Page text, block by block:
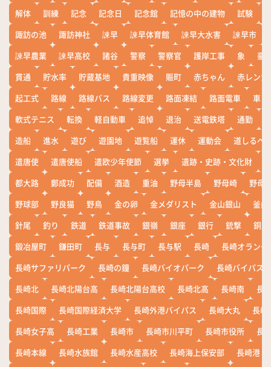
解体
訓練 記念 記念日 記念館 記憶の中の建物 試験
諏訪の池
諏訪神社 諫早 諫早体育館 諫早大水害 諫早市
諫早農業
諫早高校 諸谷 警察 警察官 護岸工事 象
豪
貫通
貯水率 貯蔵基地 貴重映像 賑町 赤ちゃん
赤レンガ
起工式
路線 路線バス 路線変更 路面凍結 路面電車
車
軟式テニス
転換 軽自動車 追悼 退治 送電鉄塔 通勤
造船
進水 遊び 遊園地 遊覧船 運休 運動会
道しるべ
遣唐使
遣唐使船 遣欧少年使節 選挙 遺跡・史跡・文化財
都大路
鄭成功 配備 酒造 重油 野母半島 野母崎
野母
野球部
野良猫 野鳥 金の卵 金メダリスト 金山銀山
釜山
針尾
釣り 鉄道 鉄道事故 銀嶺 銀座 銀行 銃撃
銅座
鍛冶屋町
鎌田町 長与 長与町 長与駅 長崎
長崎オランダ
長崎サファリパーク
長崎の鐘 長崎バイオパーク
長崎バイパス
長崎北
長崎北陽台高 長崎北陽台高校 長崎北高 長崎南
長
長崎国際
長崎国際経済大学 長崎外港バイパス 長崎大丸
長崎
長崎女子高
長崎工業 長崎市 長崎市川平町 長崎市役所
長
長崎本線
長崎水族館 長崎水産高校 長崎海上保安部
長崎港